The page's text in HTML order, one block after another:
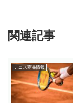
関連記事
テニス商品情報